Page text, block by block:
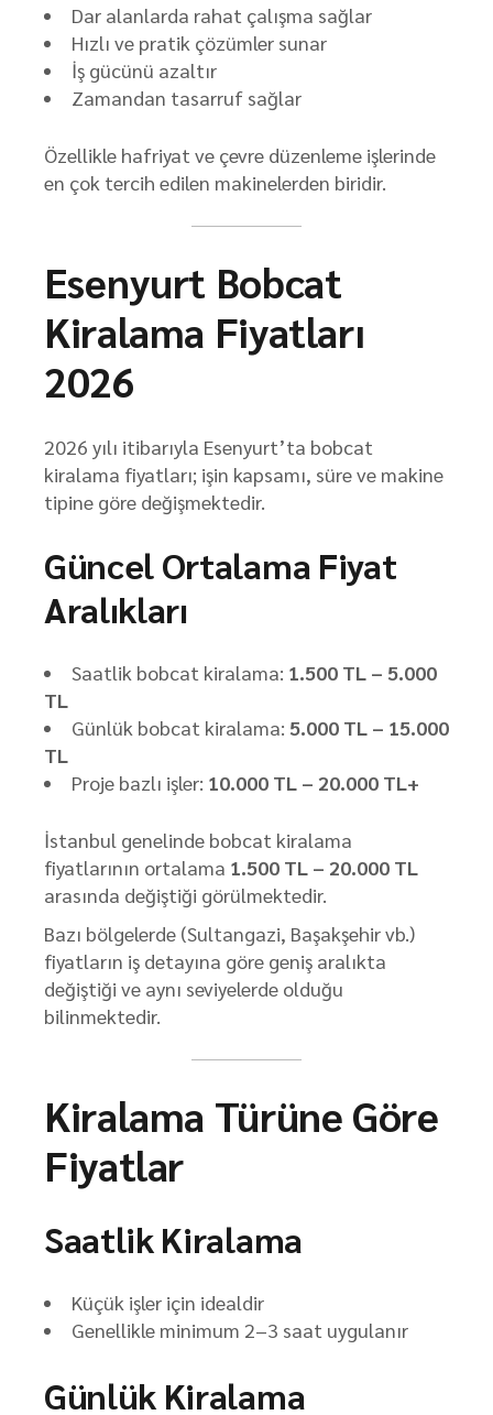
Dar alanlarda rahat çalışma sağlar
Hızlı ve pratik çözümler sunar
İş gücünü azaltır
Zamandan tasarruf sağlar
Özellikle hafriyat ve çevre düzenleme işlerinde
en çok tercih edilen makinelerden biridir.
Esenyurt Bobcat
Kiralama Fiyatları
2026
2026 yılı itibarıyla Esenyurt’ta bobcat
kiralama fiyatları; işin kapsamı, süre ve makine
tipine göre değişmektedir.
Güncel Ortalama Fiyat
Aralıkları
Saatlik bobcat kiralama: 1.500 TL – 5.000
TL
Günlük bobcat kiralama: 5.000 TL – 15.000
TL
Proje bazlı işler: 10.000 TL – 20.000 TL+
İstanbul genelinde bobcat kiralama
fiyatlarının ortalama 1.500 TL – 20.000 TL
arasında değiştiği görülmektedir.
Bazı bölgelerde (Sultangazi, Başakşehir vb.)
fiyatların iş detayına göre geniş aralıkta
değiştiği ve aynı seviyelerde olduğu
bilinmektedir.
Kiralama Türüne Göre
Fiyatlar
Saatlik Kiralama
Küçük işler için idealdir
Genellikle minimum 2–3 saat uygulanır
Günlük Kiralama